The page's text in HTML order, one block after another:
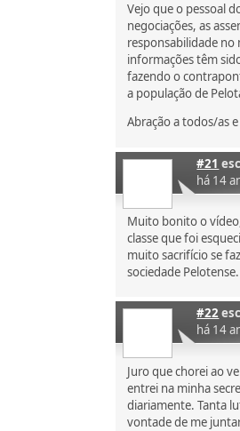
Vejo que o pessoal
negociações, as
responsabilidade no
informações têm
fazendo o
a população de
Abração a todos/as
#21
há 14
Muito bonito o
classe que foi
muito sacrifício se
sociedade
#22
há 14
Juro que chorei ao
entrei na minha
diariamente. Tanta
vontade de me